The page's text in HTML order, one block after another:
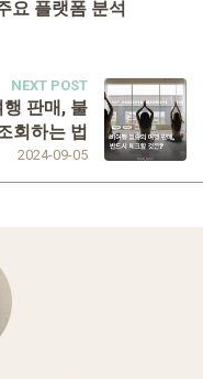
요 플랫폼 분석
NEXT POST
2024-09-05
판매, 불
회하는 법